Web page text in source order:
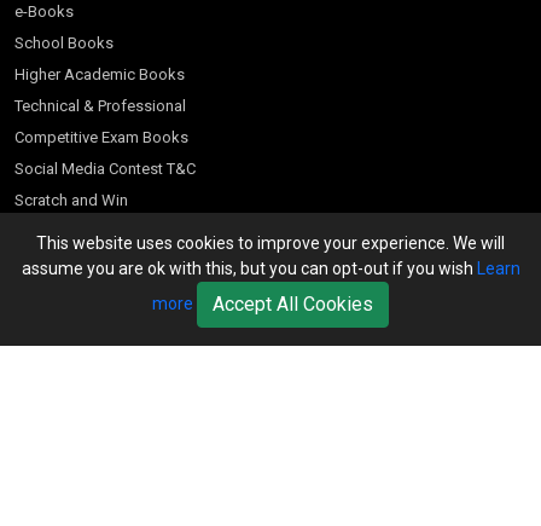
This website uses cookies to improve your experience. We will
assume you are ok with this, but you can opt-out if you wish Learn
more
Accept All Cookies
e-Books
School Books
Higher Academic Books
Technical & Professional
Competitive Exam Books
Social Media Contest T&C
Scratch and Win
Customer Account
Bookseller’s Login
Register for Special Offers